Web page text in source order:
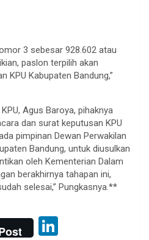
3 sebesar 928.602 atau
paslon terpilih akan
KPU Kabupaten Bandung,”
Agus Baroya, pihaknya
dan surat keputusan KPU
pimpinan Dewan Perwakilan
Bandung, untuk diusulkan
oleh Kementerian Dalam
berakhirnya tahapan ini,
selesai,” Pungkasnya.**